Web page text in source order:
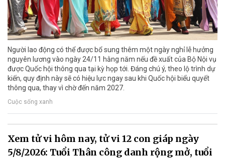
Người lao động có thể được bổ sung thêm một ngày nghỉ lễ hưởng
nguyên lương vào ngày 24/11 hằng năm nếu đề xuất của Bộ Nội vụ
được Quốc hội thông qua tại kỳ họp tới. Đáng chú ý, theo lộ trình dự
kiến, quy định này sẽ có hiệu lực ngay sau khi Quốc hội biểu quyết
thông qua, thay vì chờ đến năm 2027.
Cuộc sống xanh
Xem tử vi hôm nay, tử vi 12 con giáp ngày
5/8/2026: Tuổi Thân công danh rộng mở, tuổi